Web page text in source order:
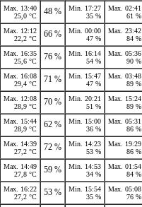
Max. 13:40
25,0 °C
48 %
Min. 17:27
35 %
Max. 02:41
61 %
Max. 12:12
22,2 °C
66 %
Min. 00:00
47 %
Max. 23:42
84 %
Max. 16:35
25,6 °C
76 %
Min. 16:14
54 %
Max. 05:36
90 %
Max. 16:08
29,4 °C
71 %
Min. 15:47
47 %
Max. 03:48
89 %
Max. 12:08
28,9 °C
70 %
Min. 20:21
51 %
Max. 15:24
89 %
Max. 15:44
28,9 °C
62 %
Min. 15:00
36 %
Max. 05:31
86 %
Max. 14:39
27,2 °C
72 %
Min. 14:23
53 %
Max. 19:29
86 %
Max. 14:49
27,8 °C
59 %
Min. 14:53
34 %
Max. 01:54
84 %
Max. 16:22
27,2 °C
53 %
Min. 15:54
35 %
Max. 05:08
76 %